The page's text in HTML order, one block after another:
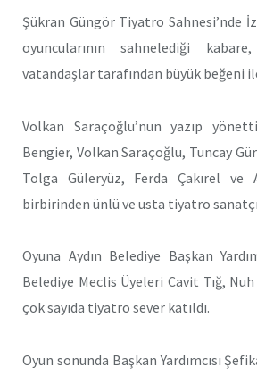
Şükran Güngör Tiyatro Sahnesi’nde
oyuncularının sahnelediği
vatandaşlar tarafından büyük beğeni
Volkan Saraçoğlu’nun yazıp
Bengier, Volkan Saraçoğlu, Tuncay
Tolga Güleryüz, Ferda Çakırel ve
birbirinden ünlü ve usta tiyatro
Oyuna Aydın Belediye Başkan
Belediye Meclis Üyeleri Cavit Tığ,
çok sayıda tiyatro sever katıldı.
Oyun sonunda Başkan Yardımcısı